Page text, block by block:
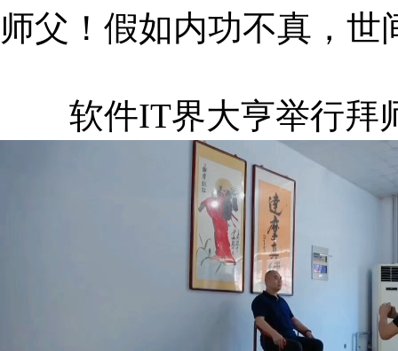
师父！假如内功不真，世
软件IT界大亨举行拜